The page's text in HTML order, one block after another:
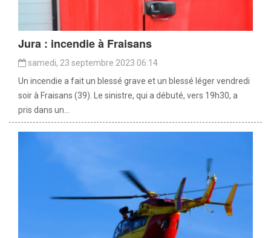
Jura : incendie à Fraisans
samedi, 23 septembre 2023 06:14
Un incendie a fait un blessé grave et un blessé léger vendredi
soir à Fraisans (39). Le sinistre, qui a débuté, vers 19h30, a
pris dans un...